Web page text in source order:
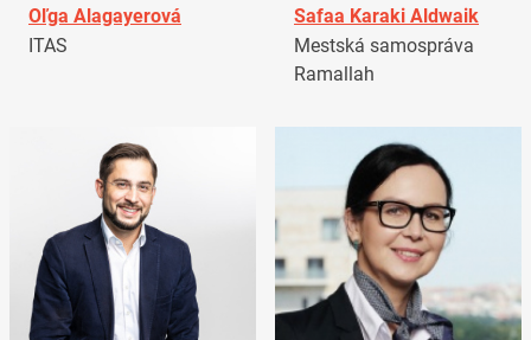
Oľga Alagayerová
ITAS
Safaa Karaki Aldwaik
Mestská samospráva
Ramallah